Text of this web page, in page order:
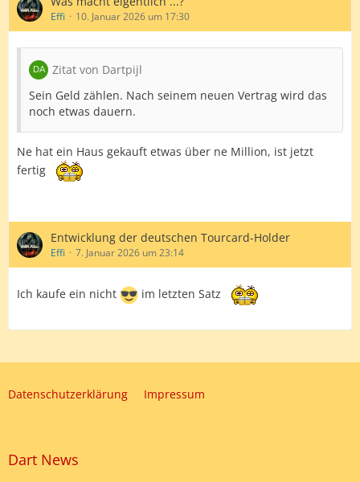
Effi 10. Januar 2026 um 17:30
Zitat von Dartpijl
Sein Geld zählen. Nach seinem neuen Vertrag wird das
noch etwas dauern.
Ne hat ein Haus gekauft etwas über ne Million, ist jetzt
fertig
Entwicklung der deutschen Tourcard-Holder
Effi 7. Januar 2026 um 23:14
Ich kaufe ein nicht im letzten Satz
Datenschutzerklärung Impressum
Dart News